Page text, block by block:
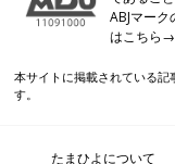
ABJマー
はこち
本サイトに掲載されている記
す。
たまひよについて